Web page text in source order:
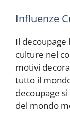
Influenze
Il decoupage
culture nel
motivi
tutto il
decoupage
del mondo